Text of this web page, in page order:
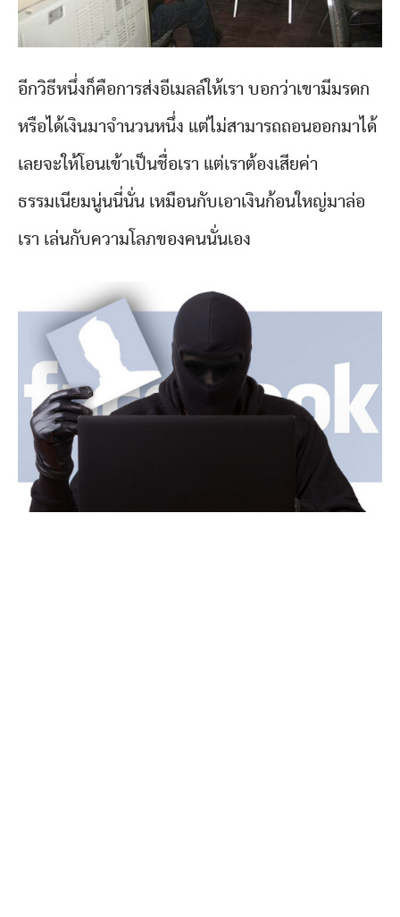
อีกวิธีหนึ่งก็คือการส่งอีเมลล์ให้เรา บอกว่าเขามีมรดก
หรือได้เงินมาจำนวนหนึ่ง แต่ไม่สามารถถอนออกมาได้
เลยจะให้โอนเข้าเป็นชื่อเรา แต่เราต้องเสียค่า
ธรรมเนียมนู่นนี่นั่น เหมือนกับเอาเงินก้อนใหญ่มาล่อ
เรา เล่นกับความโลภของคนนั่นเอง